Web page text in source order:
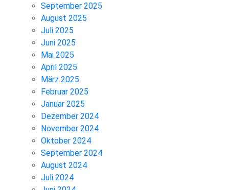
September 2025
August 2025
Juli 2025
Juni 2025
Mai 2025
April 2025
März 2025
Februar 2025
Januar 2025
Dezember 2024
November 2024
Oktober 2024
September 2024
August 2024
Juli 2024